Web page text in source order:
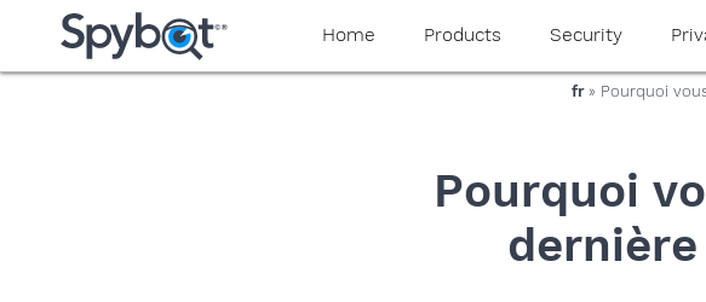
yaaaeag20
Home Products Security
fr» Pourquoi
Pourquoi